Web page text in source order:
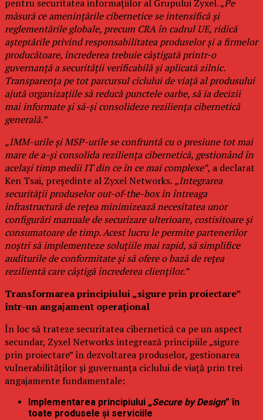
pentru securitatea informațiilor al Grupului Zyxel. „Pe
măsură ce amenințările cibernetice se intensifică și
reglementările globale, precum CRA în cadrul UE, ridică
așteptările privind responsabilitatea produselor și a firmelor
producătoare, încrederea trebuie câștigată printr-o
guvernanță a securității verificabilă și aplicată zilnic.
Transparența pe tot parcursul ciclului de viață al produsului
ajută organizațiile să reducă punctele oarbe, să ia decizii
mai informate și să-și consolideze reziliența cibernetică
generală.”
„IMM-urile și MSP-urile se confruntă cu o presiune tot mai
mare de a-și consolida reziliența cibernetică, gestionând în
același timp medii IT din ce în ce mai complexe”, a declarat
Ken Tsai, președinte al Zyxel Networks. „Integrarea
securității produselor out-of-the-box în întreaga
infrastructură de rețea minimizează necesitatea unor
configurări manuale de securizare ulterioare, costisitoare și
consumatoare de timp. Acest lucru le permite partenerilor
noștri să implementeze soluțiile mai rapid, să simplifice
auditurile de conformitate și să ofere o bază de rețea
rezilientă care câștigă încrederea clienților.”
Transformarea principiului „sigure prin proiectare”
într-un angajament operațional
În loc să trateze securitatea cibernetică ca pe un aspect
secundar, Zyxel Networks integrează principiile „sigure
prin proiectare” în dezvoltarea produselor, gestionarea
vulnerabilităților și guvernanța ciclului de viață prin trei
angajamente fundamentale:
Implementarea principiului „Secure by Design” în
toate produsele și serviciile